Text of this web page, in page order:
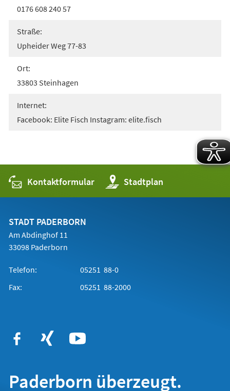
0176 608 240 57
Straße:
Upheider Weg 77-83
Ort:
33803 Steinhagen
Internet:
Facebook: Elite Fisch Instagram: elite.fisch
Kontaktformular Stadtplan
(Öffnet
in
einem
STADT PADERBORN
Am Abdinghof 11
33098 Paderborn
Telefon:
05251 88-0
Fax:
05251 88-2000
Paderborn überzeugt.